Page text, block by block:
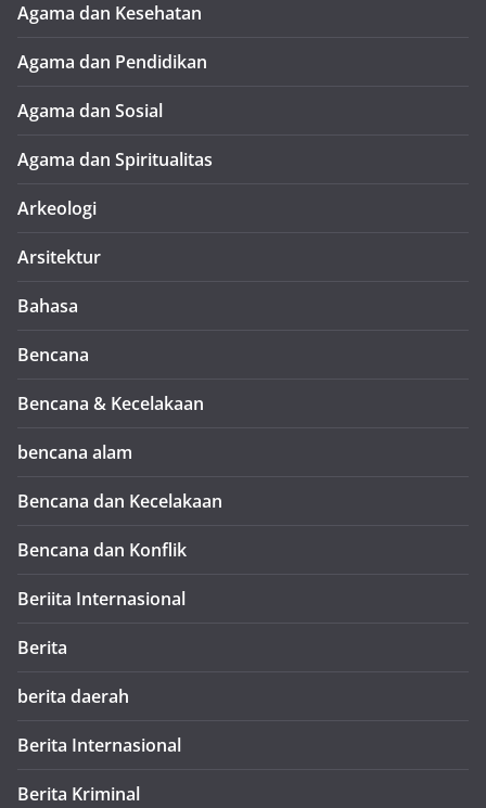
Agama dan Kesehatan
Agama dan Pendidikan
Agama dan Sosial
Agama dan Spiritualitas
Arkeologi
Arsitektur
Bahasa
Bencana
Bencana & Kecelakaan
bencana alam
Bencana dan Kecelakaan
Bencana dan Konflik
Beriita Internasional
Berita
berita daerah
Berita Internasional
Berita Kriminal